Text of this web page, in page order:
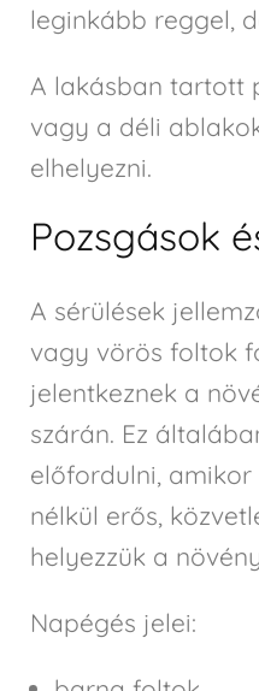
leginkább reggel,
A lakásban tartott
vagy a déli
elhelyezni.
Pozsgások
A sérülések
vagy vörös foltok
jelentkeznek a
szárán. Ez
előfordulni,
nélkül erős,
helyezzük a
Napégés jelei: